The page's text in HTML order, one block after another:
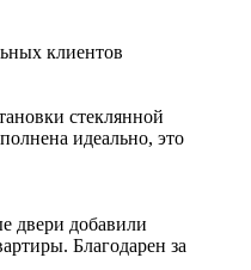
клиентов
стеклянной
идеально, это
двери добавили
Благодарен за